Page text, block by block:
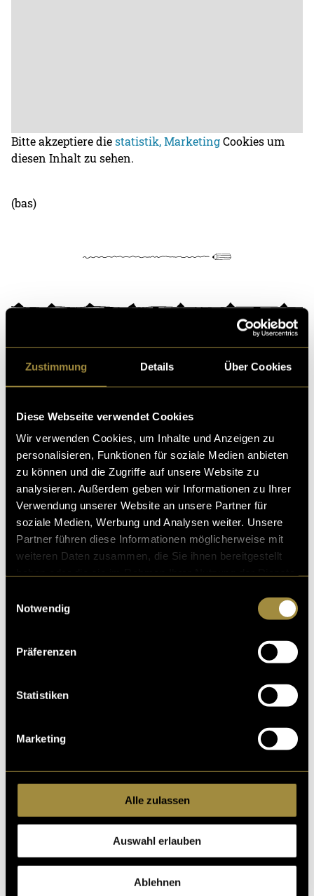
Zustimmung Details Über Cookies
Diese Webseite verwendet Cookies
Wir verwenden Cookies, um Inhalte und Anzeigen zu
personalisieren, Funktionen für soziale Medien anbieten
zu können und die Zugriffe auf unsere Website zu
analysieren. Außerdem geben wir Informationen zu Ihrer
Verwendung unserer Website an unsere Partner für
soziale Medien, Werbung und Analysen weiter. Unsere
Partner führen diese Informationen möglicherweise mit
weiteren Daten zusammen, die Sie ihnen bereitgestellt
Notwendig
Präferenzen
Statistiken
Marketing
Alle zulassen
Auswahl erlauben
Ablehnen
Bitte akzeptiere diestatistik, MarketingCookies um
diesen Inhalt zu sehen.
(bas)
Ähnliche Artikel
Analoges Rotterdam